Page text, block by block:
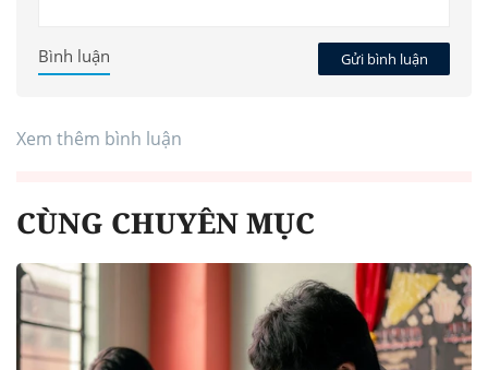
Gửi bình luận
Bình luận
Xem thêm bình luận
CÙNG CHUYÊN MỤC